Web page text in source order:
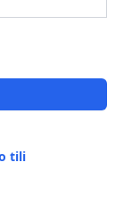
tili